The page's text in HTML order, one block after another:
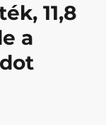
11,8
a